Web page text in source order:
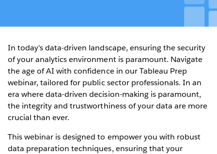
In today's data-driven landscape, ensuring the security
of your analytics environment is paramount. Navigate
the age of AI with confidence in our Tableau Prep
webinar, tailored for public sector professionals. In an
era where data-driven decision-making is paramount,
the integrity and trustworthiness of your data are more
crucial than ever.
This webinar is designed to empower you with robust
data preparation techniques, ensuring that your